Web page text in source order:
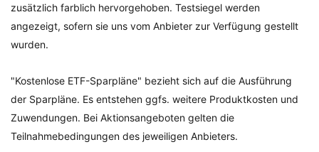
zusätzlich farblich hervorgehoben. Testsiegel werden
angezeigt, sofern sie uns vom Anbieter zur Verfügung gestellt
wurden.
"Kostenlose ETF-Sparpläne" bezieht sich auf die Ausführung
der Sparpläne. Es entstehen ggfs. weitere Produktkosten und
Zuwendungen. Bei Aktionsangeboten gelten die
Teilnahmebedingungen des jeweiligen Anbieters.